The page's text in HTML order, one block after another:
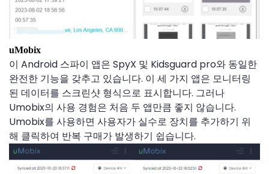
uMobix
이 Android 스파이 앱은 SpyX 및 Kidsguard pro와 동일한
완전한 기능을 갖추고 있습니다. 이 세 가지 앱은 모니터링
된 데이터를 스크린샷 형식으로 표시합니다. 그러나
Umobix의 사용 경험은 처음 두 앱만큼 좋지 않습니다.
Umobix를 사용하면 사용자가 실수로 장치를 추가하기 위
해 클릭하여 반복 구매가 발생하기 쉽습니다.